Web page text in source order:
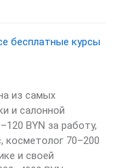
бесплатные курсы
из самых
и салонной
BYN за работу,
косметолог 70–200
и своей